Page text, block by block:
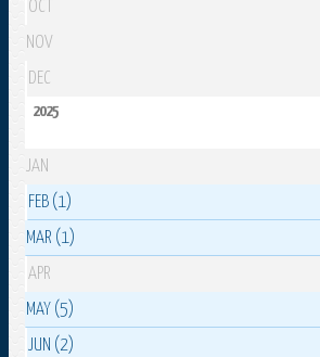
OCT
NOV
DEC
2025
JAN
FEB (1)
MAR (1)
APR
MAY (5)
JUN (2)